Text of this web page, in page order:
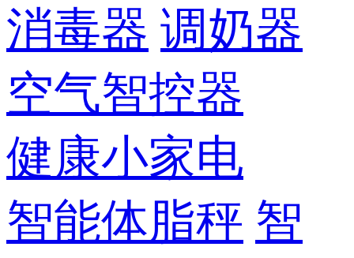
消毒器 调奶器
空气智控器
健康小家电
智能体脂秤 智